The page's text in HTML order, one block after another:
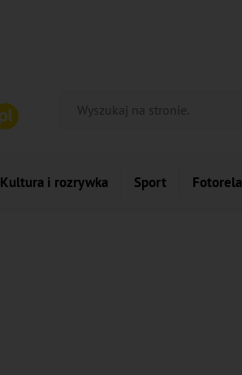
Kultura i rozrywka Sport